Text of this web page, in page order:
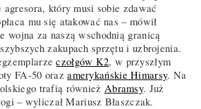
agresora, który musi sobie zdawać
mu się atakować nas – mówił
wojna za naszą wschodnią granicą
zakupach sprzętu i uzbrojenia.
czołgów K2, w przyszłym
FA-50 orazamerykańskie Himarsy. Na
trafią również Abramsy. Już
– wyliczał Mariusz Błaszczak.